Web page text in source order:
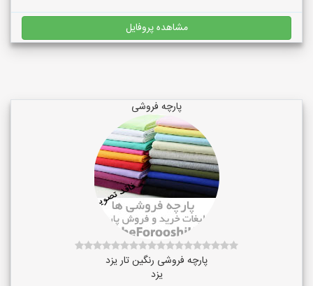
مشاهده پروفایل
پارچه فروشی
پارچه فروشی رنگین تار یزد
یزد